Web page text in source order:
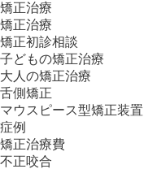
矯正治療
矯正治療
矯正初診相談
子どもの矯正治療
大人の矯正治療
舌側矯正
マウスピース型矯正装置
症例
矯正治療費
不正咬合